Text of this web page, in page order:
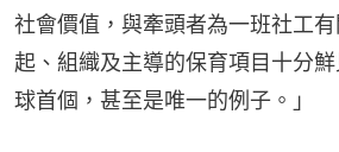
社會價值，與牽頭者為一班社工
起、組織及主導的保育項目十分
球首個，甚至是唯一的例子。」